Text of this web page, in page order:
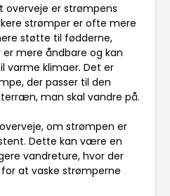
overveje er strømpens
strømper er ofte mere
støtte til fødderne,
mere åndbare og kan
klimaer. Det er
der passer til den
man skal vandre på.
om strømpen er
Dette kan være en
vandreture, hvor der
at vaske strømperne